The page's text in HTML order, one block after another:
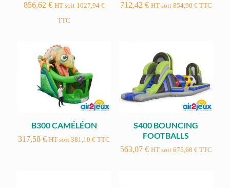
856,62 € HT soit 1027,94 €
TTC
712,42 € HT soit 854,90 €TTC
B300 CAMÉLÉON
317,58€ HT soit381,10€ TTC
S400 BOUNCING
FOOTBALLS
563,07 € HT soit 675,68 €TTC